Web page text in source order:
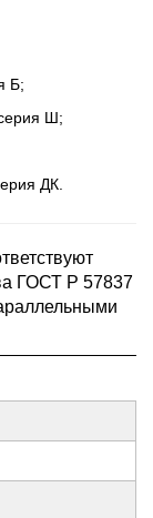
Б;
Ш;
ДК.
ГОСТ Р 57837